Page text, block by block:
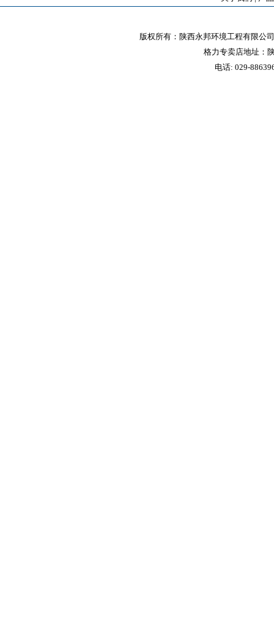
版权所有：陕西永邦环境工程有限公
格力专卖店地址：
电话: 029-